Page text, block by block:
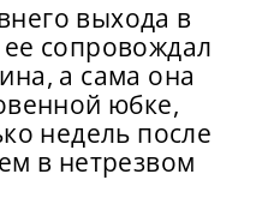
выхода в
ее сопровождал
а сама она
юбке,
недель после
в нетрезвом